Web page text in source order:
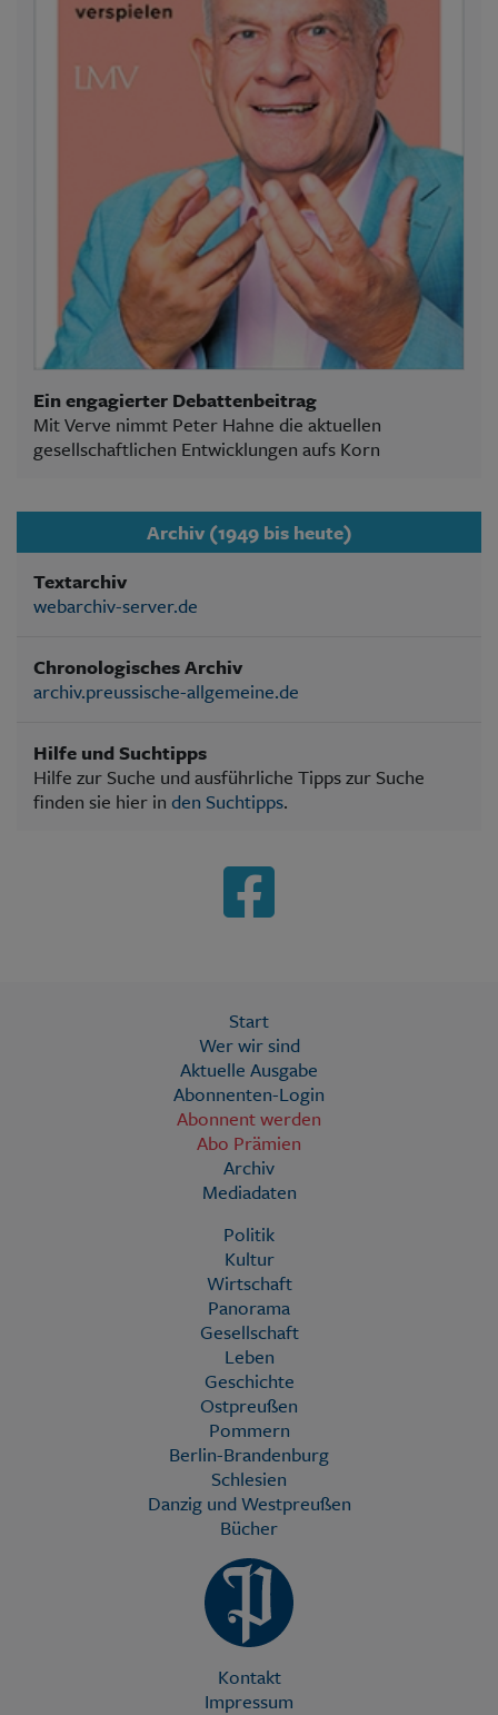
Ein engagierter Debattenbeitrag
Mit Verve nimmt Peter Hahne die aktuellen
gesellschaftlichen Entwicklungen aufs Korn
Archiv (1949 bis heute)
Textarchiv
webarchiv-server.de
Chronologisches Archiv
archiv.preussische-allgemeine.de
Hilfe und Suchtipps
Hilfe zur Suche und ausführliche Tipps zur Suche
finden sie hier in den Suchtipps.
Start
Wer wir sind
Aktuelle Ausgabe
Abonnenten-Login
Abonnent werden
Abo Prämien
Archiv
Mediadaten
Politik
Kultur
Wirtschaft
Panorama
Gesellschaft
Leben
Geschichte
Ostpreußen
Pommern
Berlin-Brandenburg
Schlesien
Danzig und Westpreußen
Bücher
Kontakt
Impressum